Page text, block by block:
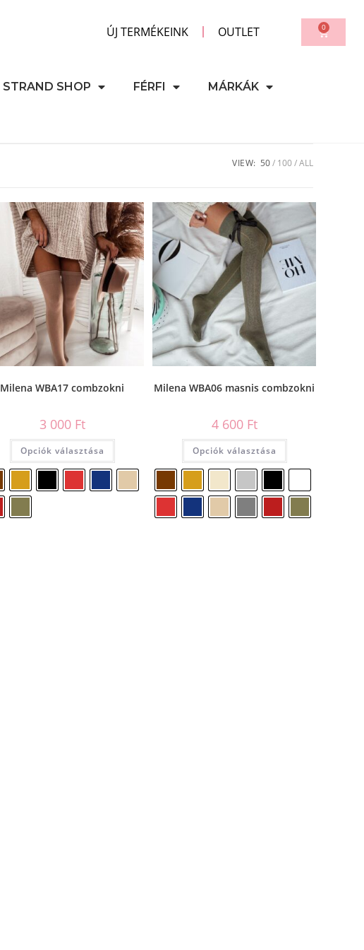
ÚJ TERMÉKEINK OUTLET 0
STRAND SHOP FÉRFI MÁRKÁK
VIEW: 50 100 ALL
Milena WBA17 combzokni
3 000 Ft
Opciók választása
Milena WBA06 masnis combzokni
4 600 Ft
Opciók választása